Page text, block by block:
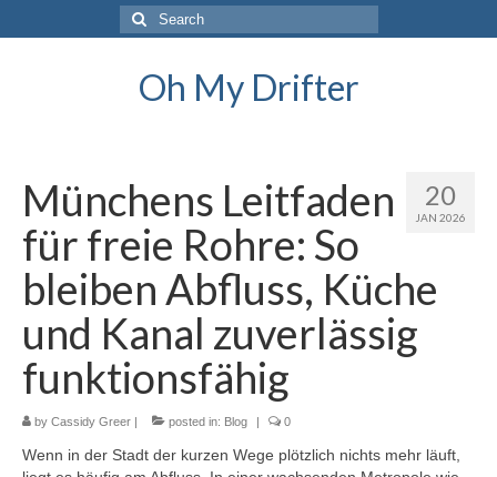
Search
for:
Oh My Drifter
20
JAN 2026
Münchens Leitfaden
für freie Rohre: So
bleiben Abfluss, Küche
und Kanal zuverlässig
funktionsfähig
by Cassidy Greer | posted in: Blog | 0
Wenn in der Stadt der kurzen Wege plötzlich nichts mehr läuft,